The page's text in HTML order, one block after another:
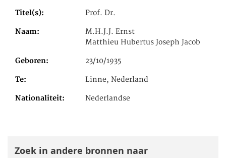
Titel(s) Prof. Dr.
Naam
M.H.J.J. Ernst
Matthieu Hubertus Joseph Jacob
Geboren 23/10/1935
Te Linne, Nederland
Nationaliteit Nederlandse
Zoek in andere bronnen naar